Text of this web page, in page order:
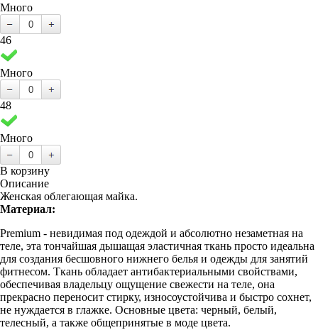
Много
46
Много
48
Много
В корзину
Описание
Женская облегающая майка.
Материал:
Premium - невидимая под одеждой и абсолютно незаметная на
теле, эта тончайшая дышащая эластичная ткань просто идеальна
для создания бесшовного нижнего белья и одежды для занятий
фитнесом. Ткань обладает антибактериальными свойствами,
обеспечивая владельцу ощущение свежести на теле, она
прекрасно переносит стирку, износоустойчива и быстро сохнет,
не нуждается в глажке. Основные цвета: черный, белый,
телесный, а также общепринятые в моде цвета.